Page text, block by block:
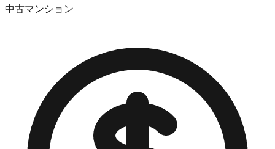
中古マンション